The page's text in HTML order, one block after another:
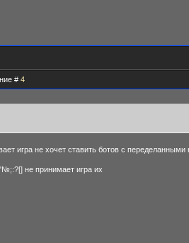
# 4
игра не хочет ставить ботов с
не принимает игра их